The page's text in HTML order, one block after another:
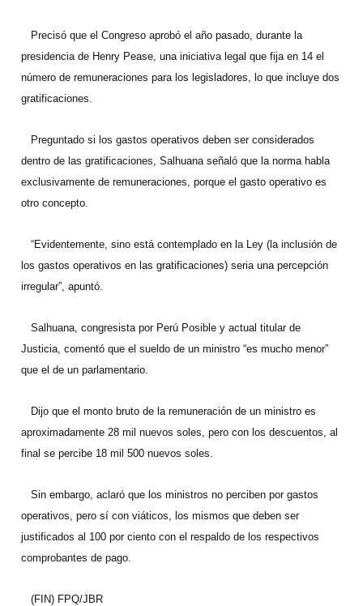
Precisó que el Congreso aprobó el año pasado, durante la
presidencia de Henry Pease, una iniciativa legal que fija en 14 el
número de remuneraciones para los legisladores, lo que incluye dos
gratificaciones.
Preguntado si los gastos operativos deben ser considerados
dentro de las gratificaciones, Salhuana señaló que la norma habla
exclusivamente de remuneraciones, porque el gasto operativo es
otro concepto.
“Evidentemente, sino está contemplado en la Ley (la inclusión de
los gastos operativos en las gratificaciones) seria una percepción
irregular”, apuntó.
Salhuana, congresista por Perú Posible y actual titular de
Justicia, comentó que el sueldo de un ministro “es mucho menor”
que el de un parlamentario.
Dijo que el monto bruto de la remuneración de un ministro es
aproximadamente 28 mil nuevos soles, pero con los descuentos, al
final se percibe 18 mil 500 nuevos soles.
Sin embargo, aclaró que los ministros no perciben por gastos
operativos, pero sí con viáticos, los mismos que deben ser
justificados al 100 por ciento con el respaldo de los respectivos
comprobantes de pago.
(FIN) FPQ/JBR